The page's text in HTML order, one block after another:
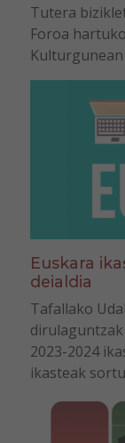
Tutera
Foroa
Kulturgunean
Euskara
deialdia
Tafallako
2023-2024
ikasteak